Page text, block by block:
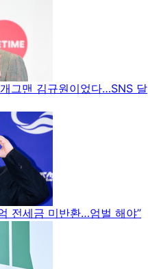
그맨 김규원이었다…SNS 달
전세금 미반환…엄벌 해야”